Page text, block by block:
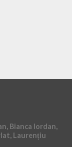
Bianca Iordan,
Laurențiu